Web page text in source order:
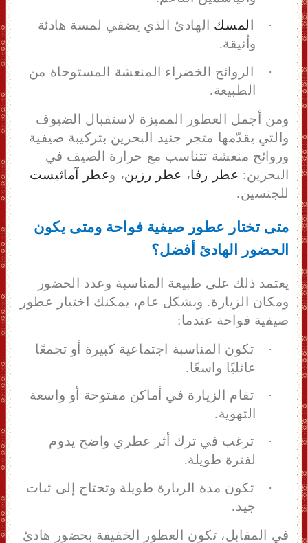
·
المسك
الهادئ الذي يضفي لمسة هادئة
وأنيقة.
·
الروائح الخضراء المنعشة المستوحاة من
الطبيعة.
ومن أجمل العطور المميزة لاستقبال الضيوف
والتي يقدّمها متجر جنيد البحرين بتركيبة صيفية
وروائح منعشة تتناسب مع حرارة الصيف في
البحرين: عطر رفا، عطر رزين، وعطر آماثيست
للجنسين.
متى تختار عطور صيفية فواحة ومتى يكون
الحضور الهادئ أفضل؟
يعتمد ذلك على طبيعة المناسبة وعدد الحضور
ومكان الزيارة. وبشكل عام، يمكنك اختيار عطور
صيفية فواحة عندما:
·
تكون المناسبة اجتماعية كبيرة أو تجمعًا
عائليًا واسعًا.
·
تقام الزيارة في أماكن مفتوحة أو واسعة
التهوية.
·
ترغب في ترك أثر عطري واضح يدوم
لفترة طويلة.
·
تكون مدة الزيارة طويلة وتحتاج إلى ثبات
جيد.
في المقابل، تكون العطور الخفيفة بحضور هادئ